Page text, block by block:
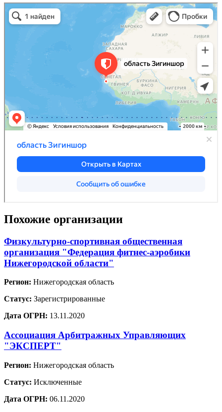
Похожие организации
Физкультурно-спортивная общественная
организация "Федерация фитнес-аэробики
Нижегородской области"
Регион: Нижегородская область
Статус: Зарегистрированные
Дата ОГРН: 13.11.2020
Ассоциация Арбитражных Управляющих
"ЭКСПЕРТ"
Регион: Нижегородская область
Статус: Исключенные
Дата ОГРН: 06.11.2020